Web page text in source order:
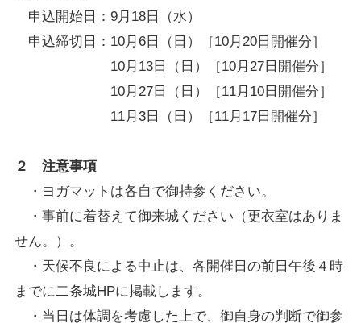
申込開始日：9月18日（水）
申込締切日：10月6日（日）［10月20日開催分］
10月13日（日）［10月27日開催分］
10月27日（日）［11月10日開催分］
11月3日（日）［11月17日開催分］
２ 注意事項
・ヨガマットは各自で御持参ください。
・事前に着替えて御来城ください（更衣室はありま
せん。）。
・天候不良による中止は、各開催日の前日午後４時
までに二条城HPに掲載します。
・当日は体調を考慮した上で、御自身の判断で御参